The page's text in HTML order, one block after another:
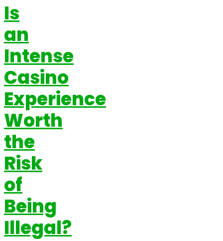
Is
an
Intense
Casino
Experience
Worth
the
Risk
of
Being
Illegal?